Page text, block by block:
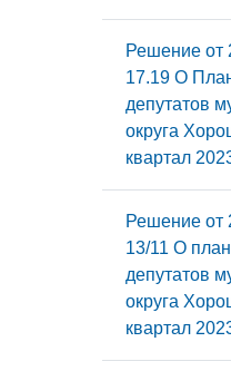
Решение
17.19 О
депутатов
округа
квартал
Решение
13/11 О
депутатов
округа
квартал